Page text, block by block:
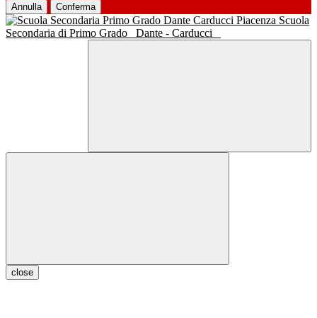
Annulla Conferma
Scuola
Secondaria di Primo Grado
Dante - Carducci
close